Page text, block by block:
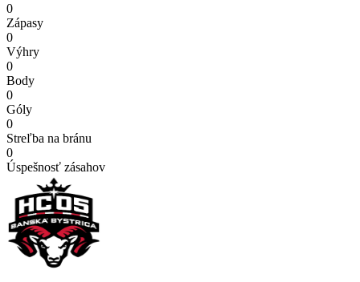
0
Zápasy
0
Výhry
0
Body
0
Góly
0
Streľba na bránu
0
Úspešnosť zásahov